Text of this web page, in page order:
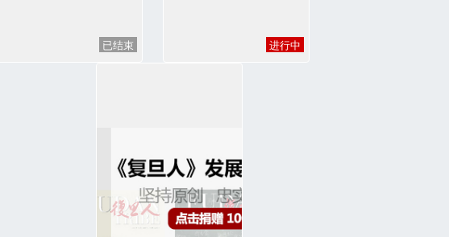
已结束 进行中